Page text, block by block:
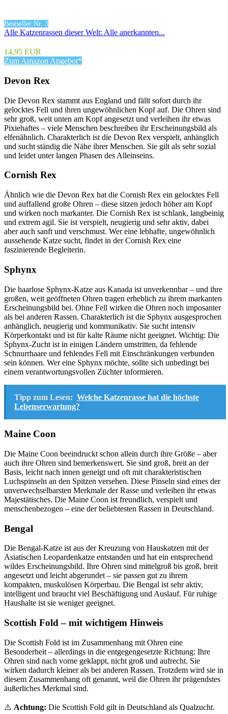
Bestseller Nr. 3
Alle Katzenrassen dieser Welt: Alle anerkannten...
14,95 EUR
Zum Amazon Angebot*
Devon Rex
Die Devon Rex stammt aus England und fällt sofort durch ihr
gelocktes Fell und ihren ungewöhnlichen Kopf auf. Die Ohren sind
sehr groß, weit unten am Kopf angesetzt und verleihen ihr etwas
Pixiehaftes – viele Menschen beschreiben ihr Erscheinungsbild als
elfenähnlich. Charakterlich ist die Devon Rex verspielt, anhänglich
und sucht ständig die Nähe ihrer Menschen. Sie gilt als sehr sozial
und leidet unter langen Phasen des Alleinseins.
Cornish Rex
Ähnlich wie die Devon Rex hat die Cornish Rex ein gelocktes Fell
und auffallend große Ohren – diese sitzen jedoch höher am Kopf
und wirken noch markanter. Die Cornish Rex ist schlank, langbeinig
und extrem agil. Sie ist verspielt, neugierig und sehr aktiv, dabei
aber auch sanft und verschmust. Wer eine lebhafte, ungewöhnlich
aussehende Katze sucht, findet in der Cornish Rex eine
faszinierende Begleiterin.
Sphynx
Die haarlose Sphynx-Katze aus Kanada ist unverkennbar – und ihre
großen, weit geöffneten Ohren tragen erheblich zu ihrem markanten
Erscheinungsbild bei. Ohne Fell wirken die Ohren noch imposanter
als bei anderen Rassen. Charakterlich ist die Sphynx ausgesprochen
anhänglich, neugierig und kommunikativ. Sie sucht intensiv
Körperkontakt und ist für kalte Räume nicht geeignet. Wichtig: Die
Sphynx-Zucht ist in einigen Ländern umstritten, da fehlende
Schnurrhaare und fehlendes Fell mit Einschränkungen verbunden
sein können. Wer eine Sphynx möchte, sollte sich unbedingt bei
einem verantwortungsvollen Züchter informieren.
Tipp zum Lesen: Welche Katzenrasse hat die höchste
Lebenserwartung?
Maine Coon
Die Maine Coon beeindruckt schon allein durch ihre Größe – aber
auch ihre Ohren sind bemerkenswert. Sie sind groß, breit an der
Basis, leicht nach innen geneigt und oft mit charakteristischen
Luchspinseln an den Spitzen versehen. Diese Pinseln sind eines der
unverwechselbarsten Merkmale der Rasse und verleihen ihr etwas
Majestätisches. Die Maine Coon ist freundlich, verspielt und
menschenbezogen – eine der beliebtesten Rassen in Deutschland.
Bengal
Die Bengal-Katze ist aus der Kreuzung von Hauskatzen mit der
Asiatischen Leopardenkatze entstanden und hat ein entsprechend
wildes Erscheinungsbild. Ihre Ohren sind mittelgroß bis groß, breit
angesetzt und leicht abgerundet – sie passen gut zu ihrem
kompakten, muskulösen Körperbau. Die Bengal ist sehr aktiv,
intelligent und braucht viel Beschäftigung und Auslauf. Für ruhige
Haushalte ist sie weniger geeignet.
Scottish Fold – mit wichtigem Hinweis
Die Scottish Fold ist im Zusammenhang mit Ohren eine
Besonderheit – allerdings in die entgegengesetzte Richtung: Ihre
Ohren sind nach vorne geklappt, nicht groß und aufrecht. Sie
wirken dadurch kleiner als bei anderen Rassen. Trotzdem wird sie in
diesem Zusammenhang oft genannt, weil die Ohren ihr prägendstes
äußerliches Merkmal sind.
⚠️ Achtung: Die Scottish Fold gilt in Deutschland als Qualzucht.